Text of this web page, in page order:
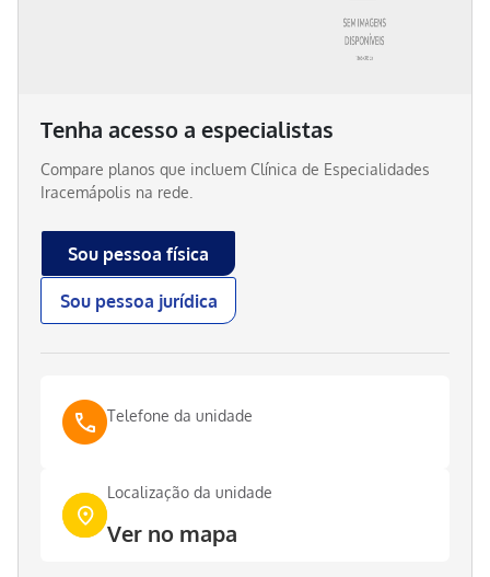
Tenha acesso a especialistas
Compare planos que incluem Clínica de Especialidades
Iracemápolis na rede.
Sou pessoa física
Sou pessoa jurídica
Telefone da unidade
Localização da unidade
Ver no mapa